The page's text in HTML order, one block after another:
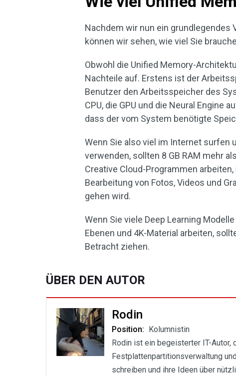
Nachdem wir nun ein grundlegendes
können wir sehen, wie viel Sie
Obwohl die Unified Memory-
Nachteile auf. Erstens ist der
Benutzer den Arbeitsspeicher des
CPU, die GPU und die Neural Engine
dass der vom System benötigte
Wenn Sie also viel im Internet surfen
verwenden, sollten 8 GB RAM mehr
Creative Cloud-Programmen
Bearbeitung von Fotos, Videos und
gehen wird.
Wenn Sie viele Deep Learning
Ebenen und 4K-Material arbeiten,
Betracht ziehen.
ÜBER DEN AUTOR
Rodin
Position: Kolumnistin
Rodin ist ein begeisterter IT-Autor,
Festplattenpartitionsverwaltung
schreiben und ihre Ideen über